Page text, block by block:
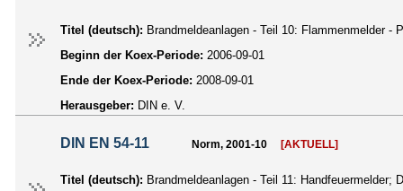
Titel (deutsch): Brandmeldeanlagen - Teil 10: Flammenmelder
Beginn der Koex-Periode: 2006-09-01
Ende der Koex-Periode: 2008-09-01
Herausgeber: DIN e. V.
DIN EN 54-11 Norm, 2001-10 [AKTUELL]
Titel (deutsch): Brandmeldeanlagen - Teil 11: Handfeuermelder;